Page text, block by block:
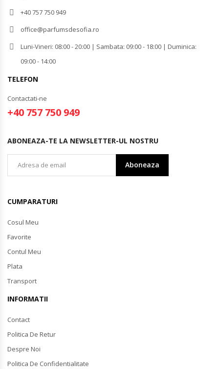
+40 757 750 949
office@parfumsdesofia.ro
Luni-Vineri: 08:00 - 20:00 | Sambata: 09:00 - 18:00 | Duminica:
09:00 - 14:00
TELEFON
Contactati-ne
+40 757 750 949
ABONEAZA-TE LA NEWSLETTER-UL NOSTRU
Aboneaza
CUMPARATURI
Cosul Meu
Favorite
Contul Meu
Plata
Transport
INFORMATII
Contact
Politica De Retur
Despre Noi
Politica De Confidentialitate